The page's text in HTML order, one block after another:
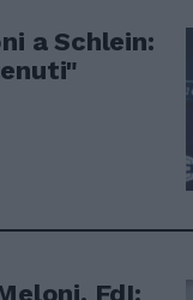
a Schlein:
FdI: